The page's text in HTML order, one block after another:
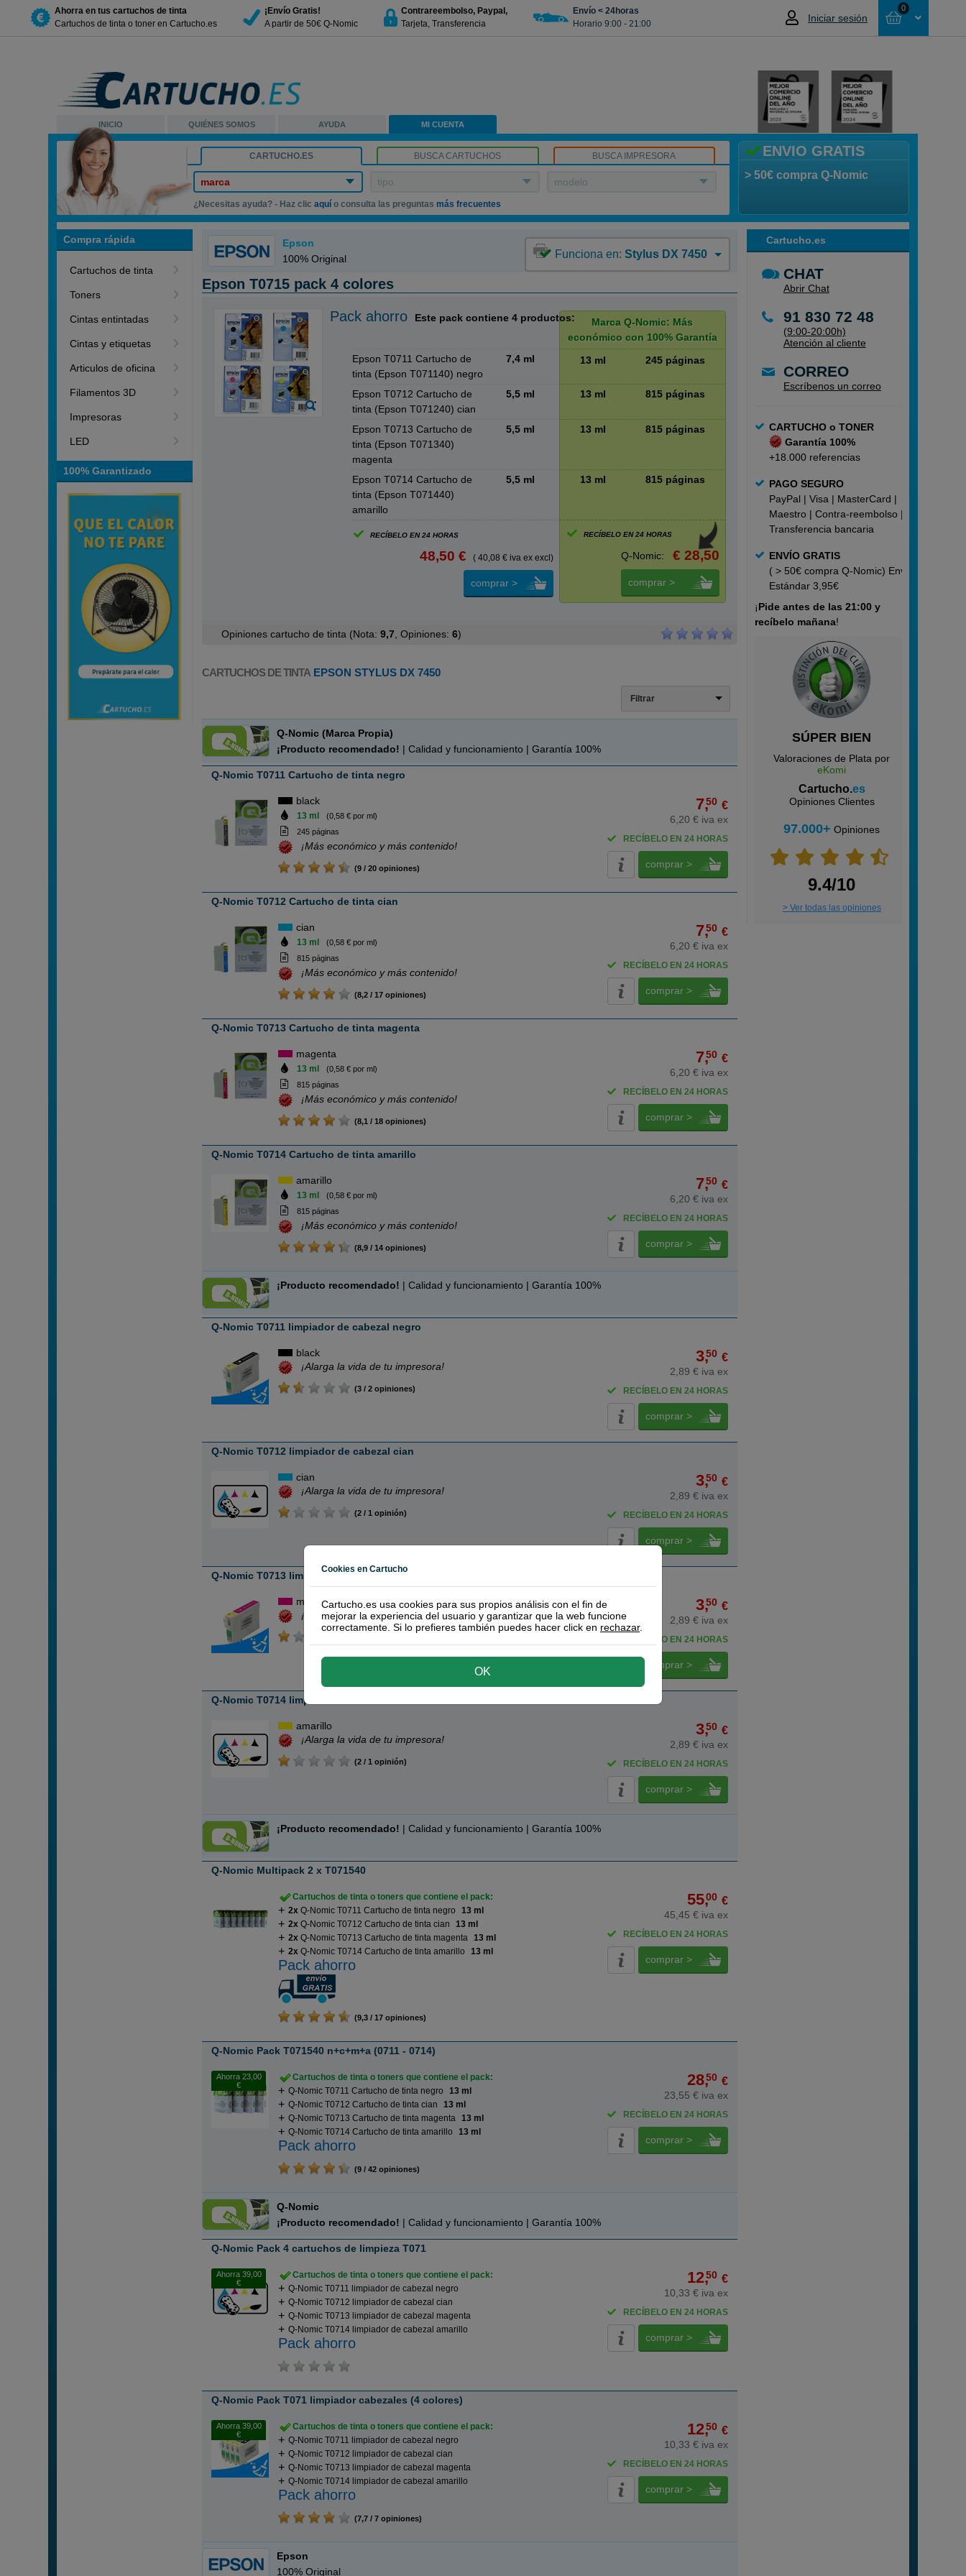
Ahorra en tus cartuchos de tinta
Cartuchos de tinta o toner en Cartucho.es
¡Envío Gratis!
A partir de 50€ Q-Nomic
Contrareembolso, Paypal,
Tarjeta, Transferencia
Envío < 24horas
Horario 9:00 - 21:00
Iniciar sesión
0
NO HAS SELECCIONADO NINGÚN
INICIO QUIÉNES SOMOS AYUDA MI CUENTA
ENVIO GRATIS
> 50€ compra Q-Nomic
CARTUCHO.ES BUSCA CARTUCHOS BUSCA IMPRESORA
marca tipo modelo
¿Necesitas ayuda? - Haz clicaquí o consulta las preguntas más frecuentes
Compra rápida
Cartuchos de tinta
Toners
Cintas entintadas
Cintas y etiquetas
Articulos de oficina
Filamentos 3D
Impresoras
LED
100% Garantizado
Cartucho.es
CHAT
Abrir Chat
91 830 72 48
(9:00-20:00h)
Atención al cliente
CORREO
Escríbenos un correo
CARTUCHO o TONER
Garantía 100%
+18.000 referencias
PAGO SEGURO
PayPal | Visa | MasterCard |
Maestro | Contra-reembolso |
Transferencia bancaria
ENVÍO GRATIS
( > 50€ compra Q-Nomic) Envío
Estándar 3,95€
¡Pide antes de las 21:00 y
recíbelo mañana!
SÚPER BIEN
Valoraciones de Plata por
eKomi
Cartucho.es
Opiniones Clientes
97.000+ Opiniones
9.4/10
> Ver todas las opiniones
Epson
100% Original
Funciona en: Stylus DX 7450
Epson T0715 pack 4 colores
Pack ahorro Este pack contiene 4 productos:
Marca Q-Nomic: Más
económico con 100% Garantía
Epson T0711 Cartucho de
tinta (Epson T071140) negro
7,4 ml 13 ml 245 páginas
Epson T0712 Cartucho de
tinta (Epson T071240) cian
5,5 ml 13 ml 815 páginas
Epson T0713 Cartucho de
tinta (Epson T071340)
magenta
5,5 ml 13 ml 815 páginas
Epson T0714 Cartucho de
tinta (Epson T071440)
amarillo
5,5 ml 13 ml 815 páginas
RECÍBELO EN 24 HORAS
48,50 € ( 40,08 € iva ex excl)
comprar >
RECÍBELO EN 24 HORAS
Q-Nomic: € 28,50
comprar >
Opiniones cartucho de tinta (Nota:9,7 , Opiniones: 6)
CARTUCHOS DE TINTA EPSON STYLUS DX 7450
Filtrar
Q-Nomic (Marca Propia)
¡Producto recomendado! | Calidad y funcionamiento | Garantía 100%
Q-Nomic T0711 Cartucho de tinta negro
black
13 ml
(0,58 € por ml)
245 páginas
¡Más económico y más contenido!
(9 / 20 opiniones)
7,50 €
6,20 € iva ex
RECÍBELO EN 24 HORAS
comprar >
Q-Nomic T0712 Cartucho de tinta cian
cian
13 ml
(0,58 € por ml)
815 páginas
¡Más económico y más contenido!
(8,2 / 17 opiniones)
7,50 €
6,20 € iva ex
RECÍBELO EN 24 HORAS
comprar >
Q-Nomic T0713 Cartucho de tinta magenta
magenta
13 ml
(0,58 € por ml)
815 páginas
¡Más económico y más contenido!
(8,1 / 18 opiniones)
7,50 €
6,20 € iva ex
RECÍBELO EN 24 HORAS
comprar >
Q-Nomic T0714 Cartucho de tinta amarillo
amarillo
13 ml
(0,58 € por ml)
815 páginas
¡Más económico y más contenido!
(8,9 / 14 opiniones)
7,50 €
6,20 € iva ex
RECÍBELO EN 24 HORAS
comprar >
¡Producto recomendado! | Calidad y funcionamiento | Garantía 100%
Q-Nomic T0711 limpiador de cabezal negro
black
¡Alarga la vida de tu impresora!
(3 / 2 opiniones)
3,50 €
2,89 € iva ex
RECÍBELO EN 24 HORAS
comprar >
Q-Nomic T0712 limpiador de cabezal cian
cian
¡Alarga la vida de tu impresora!
(2 / 1 opinión)
3,50 €
2,89 € iva ex
RECÍBELO EN 24 HORAS
comprar >
Q-Nomic T0713 limpiador de cabezal magenta
magenta
¡Alarga la vida de tu impresora!
3,50 €
2,89 € iva ex
RECÍBELO EN 24 HORAS
comprar >
Q-Nomic T0714 limpiador de cabezal amarillo
amarillo
¡Alarga la vida de tu impresora!
(2 / 1 opinión)
3,50 €
2,89 € iva ex
RECÍBELO EN 24 HORAS
comprar >
¡Producto recomendado! | Calidad y funcionamiento | Garantía 100%
Q-Nomic Multipack 2 x T071540
Cartuchos de tinta o toners que contiene el pack:
2xQ-Nomic T0711 Cartucho de tinta negro
13 ml
2xQ-Nomic T0712 Cartucho de tinta cian
13 ml
2xQ-Nomic T0713 Cartucho de tinta magenta 13 ml
2xQ-Nomic T0714 Cartucho de tinta amarillo 13 ml
Pack ahorro
(9,3 / 17 opiniones)
55,00 €
45,45 € iva ex
RECÍBELO EN 24 HORAS
comprar >
Q-Nomic Pack T071540 n+c+m+a (0711 - 0714)
Ahorra 23,00
€
Cartuchos de tinta o toners que contiene el pack:
Q-Nomic T0711 Cartucho de tinta negro
13 ml
Q-Nomic T0712 Cartucho de tinta cian
13 ml
Q-Nomic T0713 Cartucho de tinta magenta 13 ml
Q-Nomic T0714 Cartucho de tinta amarillo
13 ml
Pack ahorro
(9 / 42 opiniones)
28,50 €
23,55 € iva ex
RECÍBELO EN 24 HORAS
comprar >
Q-Nomic
¡Producto recomendado! | Calidad y funcionamiento | Garantía 100%
Q-Nomic Pack 4 cartuchos de limpieza T071
Ahorra 39,00
€
Cartuchos de tinta o toners que contiene el pack:
Q-Nomic T0711 limpiador de cabezal negro
Q-Nomic T0712 limpiador de cabezal cian
Q-Nomic T0713 limpiador de cabezal magenta
Q-Nomic T0714 limpiador de cabezal amarillo
Pack ahorro
12,50 €
10,33 € iva ex
RECÍBELO EN 24 HORAS
comprar >
Q-Nomic Pack T071 limpiador cabezales (4 colores)
Ahorra 39,00
€
Cartuchos de tinta o toners que contiene el pack:
Q-Nomic T0711 limpiador de cabezal negro
Q-Nomic T0712 limpiador de cabezal cian
Q-Nomic T0713 limpiador de cabezal magenta
Q-Nomic T0714 limpiador de cabezal amarillo
Pack ahorro
(7,7 / 7 opiniones)
12,50 €
10,33 € iva ex
RECÍBELO EN 24 HORAS
comprar >
Epson
100% Original
Cookies en Cartucho
Cartucho.es usa cookies para sus propios análisis con el fin de
mejorar la experiencia del usuario y garantizar que la web funcione
correctamente. Si lo prefieres también puedes hacer click en rechazar.
OK